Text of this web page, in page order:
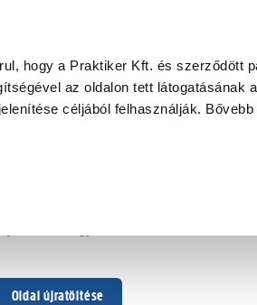
hogy a Praktiker Kft. és szerződött
az oldalon tett látogatásának
céljából felhasználják.
Oldal újratöltése